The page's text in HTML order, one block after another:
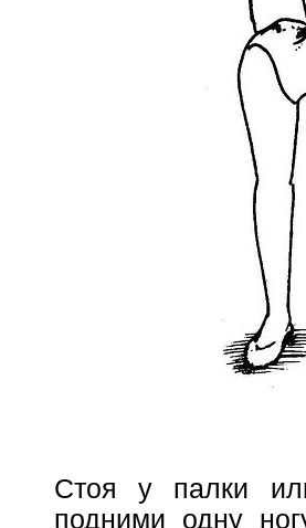
Стоя у палки
подними одну